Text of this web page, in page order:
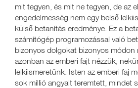
mit tegyen, és mit ne tegyen, de az
engedelmesség nem egy belső
külső betanítás eredménye. Ez a
számítógép programozással való
bizonyos dolgokat bizonyos módon
azonban az emberi fajt nézzük,
lelkiismeretünk. Isten az emberi faj
sok millió angyalt teremtett, mindet